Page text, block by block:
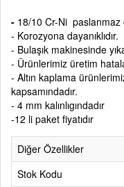
- 18/10 Cr-Ni paslanmaz
- Korozyona dayanıklıdır.
- Bulaşık makinesinde
- Ürünlerimiz üretim
- Altın kaplama
kapsamındadır.
- 4 mm kalınlıgındadır
-12 li paket fiyatıdır
Diğer Özellikler
Stok Kodu